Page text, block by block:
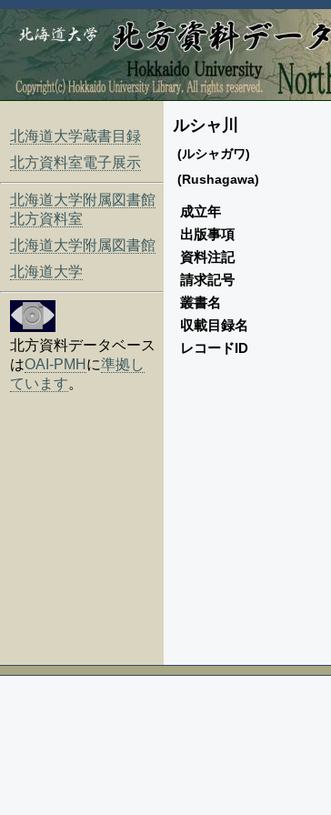
北海道大学蔵書目録
北方資料室電子展示
北海道大学附属図書館
北方資料室
北海道大学附属図書館
北海道大学
北方資料データベース
はOAI-PMH に準拠し
ています。
ルシャ川
(ルシャガワ)
(Rushagawa)
成立年
出版事項
資料注記
請求記号
叢書名
収載目録名
レコードID